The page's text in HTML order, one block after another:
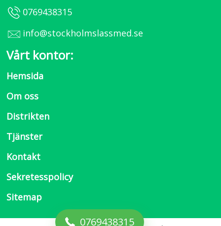
0769438315
info@stockholmslassmed.se
Vårt kontor:
Hemsida
Om oss
Distrikten
Tjänster
Kontakt
Sekretesspolicy
Sitemap
0769438315